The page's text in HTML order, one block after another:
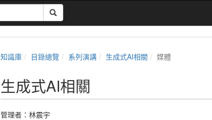
知識庫 目錄總覽 系列演講 生成式AI相關 媒體
生成式AI相關
管理者： 林震宇